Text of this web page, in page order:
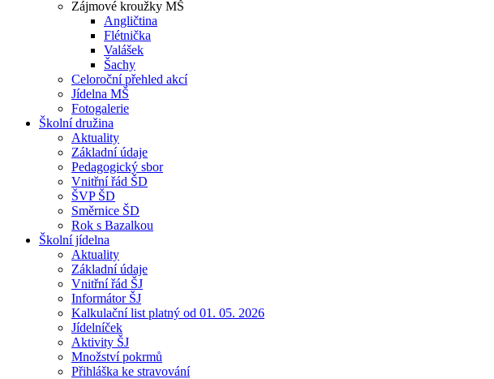
Zájmové kroužky MŠ
Angličtina
Flétnička
Valášek
Šachy
Celoroční přehled akcí
Jídelna MŠ
Fotogalerie
Školní družina
Aktuality
Základní údaje
Pedagogický sbor
Vnitřní řád ŠD
ŠVP ŠD
Směrnice ŠD
Rok s Bazalkou
Školní jídelna
Aktuality
Základní údaje
Vnitřní řád ŠJ
Informátor ŠJ
Kalkulační list platný od 01. 05. 2026
Jídelníček
Aktivity ŠJ
Množství pokrmů
Přihláška ke stravování